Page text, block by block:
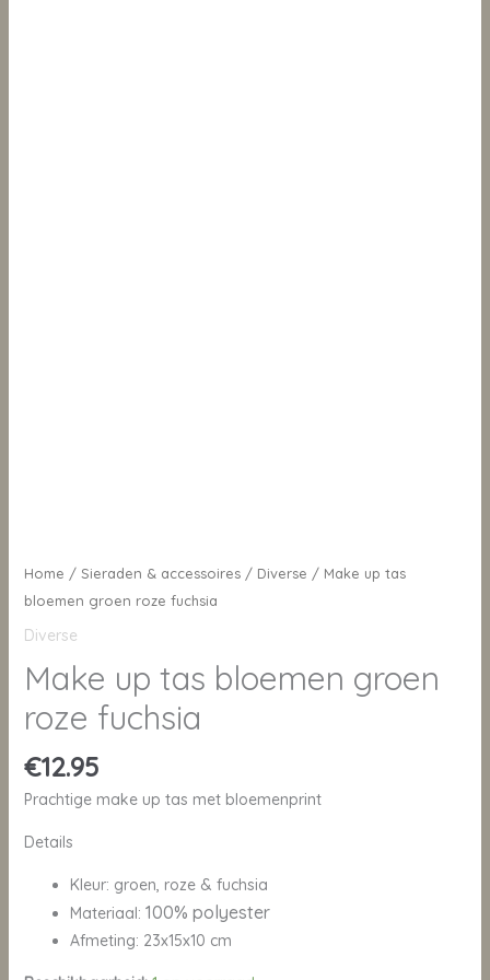
Home / Sieraden & accessoires/ Diverse / Make up tas
bloemen groen roze fuchsia
Diverse
Make up tas bloemen groen
roze fuchsia
€12.95
Prachtige make up tas met bloemenprint
Details
Kleur: groen, roze & fuchsia
Materiaal: 100% polyester
Afmeting: 23x15x10 cm